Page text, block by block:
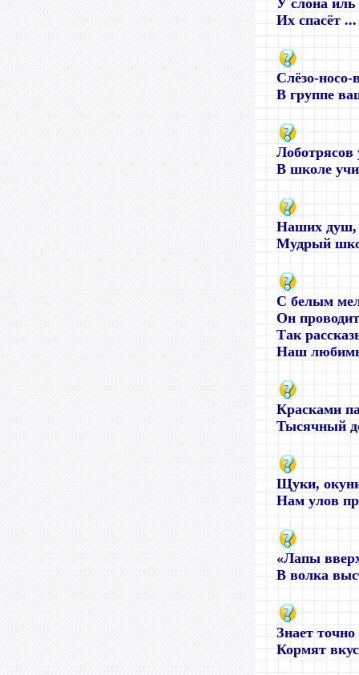
У слона
Их спасёт ...
Слёзо-
В группе
Лоботрясов
В школе
Наших душ,
Мудрый
С белым
Он
Так
Наш
Красками
Тысячный
Щуки,
Нам улов
«Лапы
В волка
Знает
Кормят